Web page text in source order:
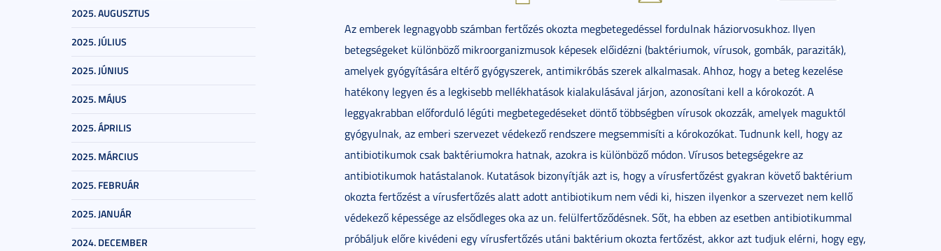
2025. AUGUSZTUS
2025. JÚLIUS
2025. JÚNIUS
2025. MÁJUS
2025. ÁPRILIS
2025. MÁRCIUS
2025. FEBRUÁR
2025. JANUÁR
2024. DECEMBER
Az emberek legnagyobb számban fertőzés okozta megbetegedéssel fordulnak háziorvosukhoz. Ilyen
betegségeket különböző mikroorganizmusok képesek előidézni (baktériumok, vírusok, gombák, paraziták),
amelyek gyógyítására eltérő gyógyszerek, antimikróbás szerek alkalmasak. Ahhoz, hogy a beteg kezelése
hatékony legyen és a legkisebb mellékhatások kialakulásával járjon, azonosítani kell a kórokozót. A
leggyakrabban előforduló légúti megbetegedéseket döntő többségben vírusok okozzák, amelyek maguktól
gyógyulnak, az emberi szervezet védekező rendszere megsemmisíti a kórokozókat. Tudnunk kell, hogy az
antibiotikumok csak baktériumokra hatnak, azokra is különböző módon. Vírusos betegségekre az
antibiotikumok hatástalanok. Kutatások bizonyítják azt is, hogy a vírusfertőzést gyakran követő baktérium
okozta fertőzést a vírusfertőzés alatt adott antibiotikum nem védi ki, hiszen ilyenkor a szervezet nem kellő
védekező képessége az elsődleges oka az un. felülfertőződésnek. Sőt, ha ebben az esetben antibiotikummal
próbáljuk előre kivédeni egy vírusfertőzés utáni baktérium okozta fertőzést, akkor azt tudjuk elérni, hogy egy,